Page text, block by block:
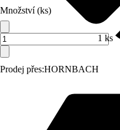
Prodej přes:HORNBACH
Množství (ks)
1 ks